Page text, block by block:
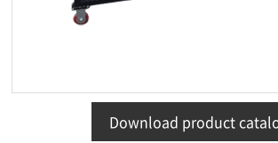
Download product